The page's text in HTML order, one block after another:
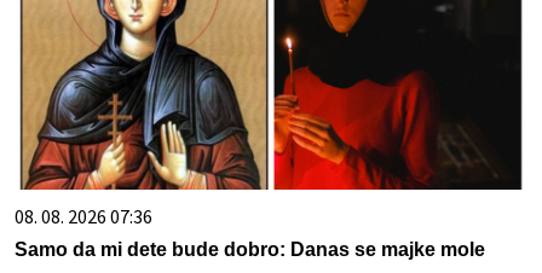
08. 08. 2026 07:36
Samo da mi dete bude dobro: Danas se majke mole